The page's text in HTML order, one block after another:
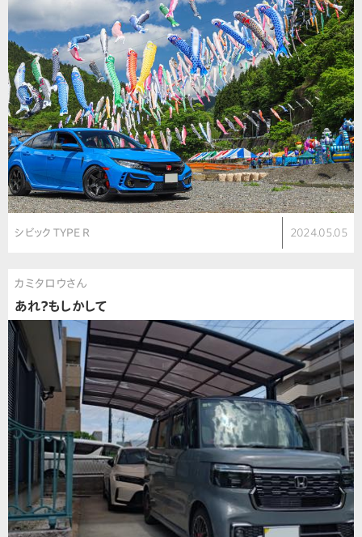
シビック TYPE R 2024.05.05
カミタロウさん
あれ？もしかして